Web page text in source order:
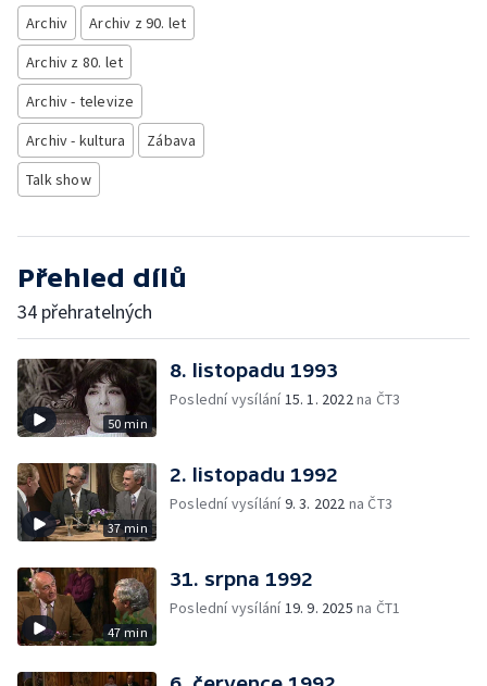
Archiv
Archiv z 90. let
Archiv z 80. let
Archiv - televize
Archiv - kultura
Zábava
Talk show
Přehled dílů
34 přehratelných
50 min
8. listopadu 1993
Poslední vysílání15. 1. 2022na ČT3
37 min
2. listopadu 1992
Poslední vysílání9. 3. 2022 na ČT3
47 min
31. srpna 1992
Poslední vysílání19. 9. 2025 na ČT1